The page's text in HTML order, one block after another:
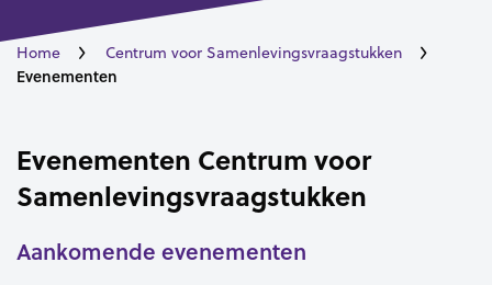
Home Centrum voor Samenlevingsvraagstukken
Evenementen
Evenementen Centrum voor
Samenlevingsvraagstukken
Aankomende evenementen